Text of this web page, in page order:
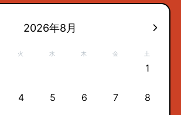
2026年8月
火 水 木 金 土
1
4 5 6 7 8